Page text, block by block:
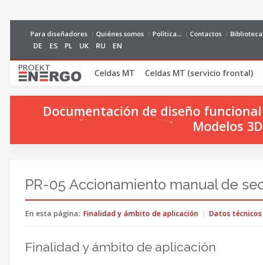
Para diseñadores Quiénes somos Política... Contactos Biblioteca
DE ES PL UK RU EN
Сeldas MT Celdas MT (servicio frontal)
Documentación de diseño
Modelos
PR-05 Accionamiento manual de
En esta página: Finalidad y ámbito de aplicación Datos técnicos
Finalidad y ámbito de aplicación